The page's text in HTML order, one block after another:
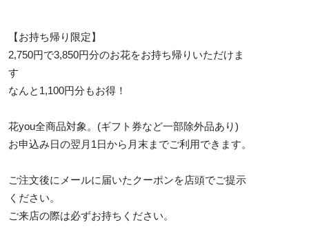
【お持ち帰り限定】
2,750円で3,850円分のお花をお持ち帰りいただけま
す
なんと1,100円分もお得！
花you全商品対象。(ギフト券など一部除外品あり)
お申込み日の翌月1日から月末までご利用できます。
ご注文後にメールに届いたクーポンを店頭でご提示
ください。
ご来店の際は必ずお持ちください。